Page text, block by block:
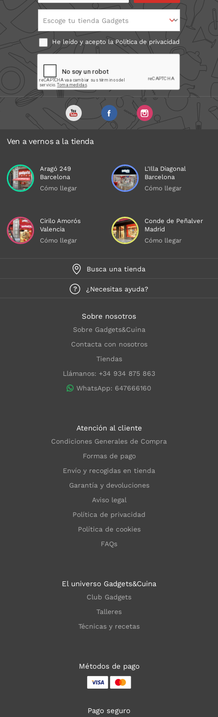
Escoge tu tienda Gadgets
He leído y acepto laPolítica de privacidad
Ven a vernos a la tienda
Aragó 249
Barcelona
Cómo llegar
L'Illa Diagonal
Barcelona
Cómo llegar
Cirilo Amorós
Valencia
Cómo llegar
Conde de Peñalver
Madrid
Cómo llegar
Busca una tienda
¿Necesitas ayuda?
Sobre nosotros
Sobre Gadgets&Cuina
Contacta con nosotros
Tiendas
Llámanos: +34 934 875 863
WhatsApp: 647666160
Atención al cliente
Condiciones Generales de Compra
Formas de pago
Envío y recogidas en tienda
Garantía y devoluciones
Aviso legal
Política de privacidad
Política de cookies
FAQs
El universo Gadgets&Cuina
Club Gadgets
Talleres
Técnicas y recetas
Métodos de pago
Pago seguro